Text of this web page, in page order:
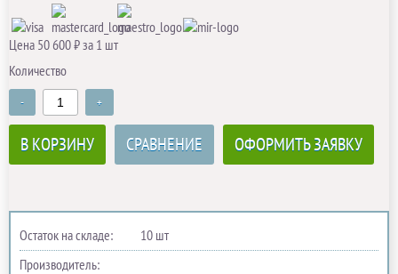
Цена 50 600 ₽ за 1 шт
Количество
- +
В КОРЗИНУ СРАВНЕНИЕ ОФОРМИТЬ ЗАЯВКУ
Остаток на складе:
10 шт
Производитель: